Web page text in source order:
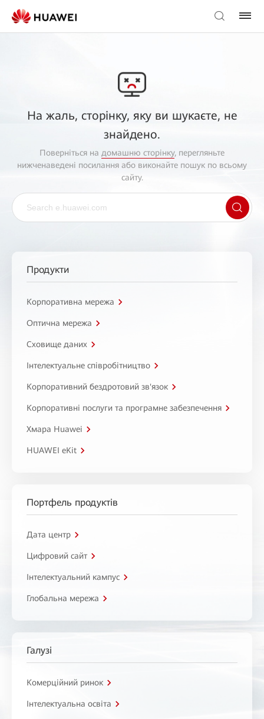
На жаль, сторінку, яку ви шукаєте, не
знайдено.
Поверніться на домашню сторінку, перегляньте
нижченаведені посилання або виконайте пошук по всьому
сайту.
Продукти
Корпоративна мережа
Оптична мережа
Сховище даних
Інтелектуальне співробітництво
Корпоративний бездротовий зв'язок
Корпоративні послуги та програмне забезпечення
Хмара Huawei
HUAWEI eKit
Портфель продуктів
Дата центр
Цифровий сайт
Інтелектуальний кампус
Глобальна мережа
Галузі
Комерційний ринок
Інтелектуальна освіта